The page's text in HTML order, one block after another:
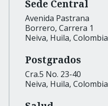
Sede Central
Avenida Pastrana
Borrero, Carrera 1
Neiva, Huila, Colombia
Postgrados
Cra.5 No. 23-40
Neiva, Huila, Colombia